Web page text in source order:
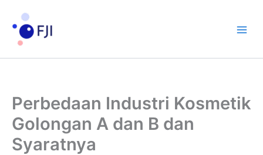
konten
Perbedaan Industri Kosmetik
Golongan A dan B dan
Syaratnya